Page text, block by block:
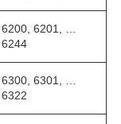
6200, 6201, …
6244
6300, 6301, …
6322